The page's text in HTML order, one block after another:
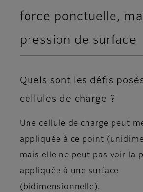
force ponctuelle,
pression de surface
Quels sont les défis
cellules de charge ?
Une cellule de charge peut
appliquée à ce point
mais elle ne peut pas voir la
appliquée à une surface
(bidimensionnelle).